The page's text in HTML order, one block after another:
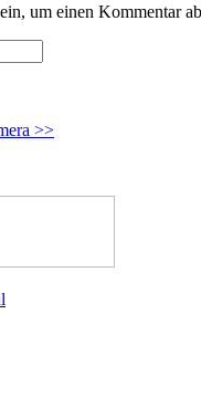
um einen Kommentar
>>